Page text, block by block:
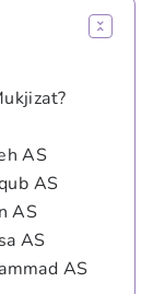
AS
AS
AS
AS
AS